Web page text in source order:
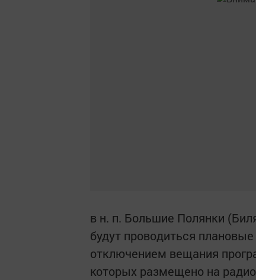
в н. п. Большие Полянки
будут проводиться
отключением вещания
которых размещено на